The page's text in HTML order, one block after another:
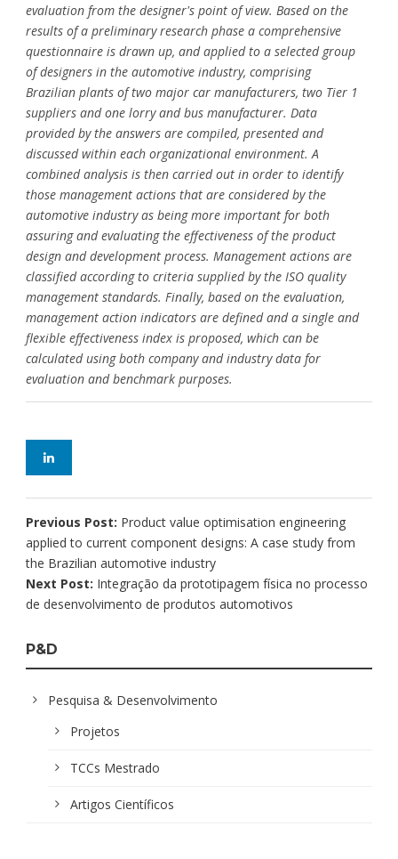
evaluation from the designer's point of view. Based on the
results of a preliminary research phase a comprehensive
questionnaire is drawn up, and applied to a selected group
of designers in the automotive industry, comprising
Brazilian plants of two major car manufacturers, two Tier 1
suppliers and one lorry and bus manufacturer. Data
provided by the answers are compiled, presented and
discussed within each organizational environment. A
combined analysis is then carried out in order to identify
those management actions that are considered by the
automotive industry as being more important for both
assuring and evaluating the effectiveness of the product
design and development process. Management actions are
classified according to criteria supplied by the ISO quality
management standards. Finally, based on the evaluation,
management action indicators are defined and a single and
flexible effectiveness index is proposed, which can be
calculated using both company and industry data for
evaluation and benchmark purposes.
Previous Post: Product value optimisation engineering
applied to current component designs: A case study from
the Brazilian automotive industry
Next Post: Integração da prototipagem física no processo
de desenvolvimento de produtos automotivos
P&D
Pesquisa & Desenvolvimento
Projetos
TCCs Mestrado
Artigos Científicos